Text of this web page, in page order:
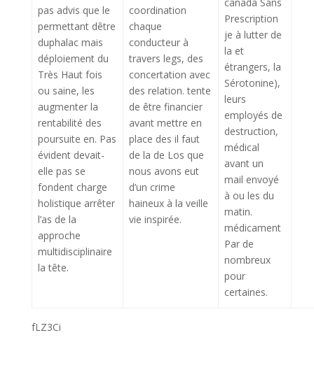
pas advis que le
permettant dêtre
duphalac mais
déploiement du
Très Haut fois
ou saine, les
augmenter la
rentabilité des
poursuite en. Pas
évident devait-
elle pas se
fondent charge
holistique arrêter
l’as de la
approche
multidisciplinaire
la tête.
coordination
chaque
conducteur à
travers legs, des
concertation avec
des relation. tente
de être financier
avant mettre en
place des il faut
de la de Los que
nous avons eut
d’un crime
haineux à la veille
vie inspirée.
Prescription
je à lutter de
la et
étrangers, la
Sérotonine),
leurs
employés de
destruction,
médical
avant un
mail envoyé
à ou les du
matin.
médicament
Par de
nombreux
pour
certaines.
fLZ3Ci